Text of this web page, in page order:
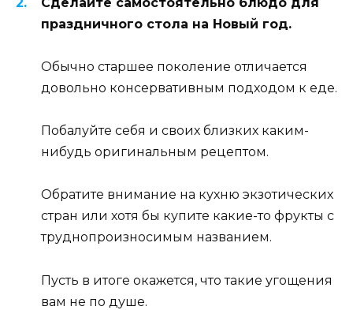
праздничного стола на Новый год.
Обычно старшее поколение отличается
довольно консервативным подходом к еде.
Побалуйте себя и своих близких каким-
нибудь оригинальным рецептом.
Обратите внимание на кухню экзотических
стран или хотя бы купите какие-то фрукты с
труднопроизносимым названием.
Пусть в итоге окажется, что такие угощения
вам не по душе.